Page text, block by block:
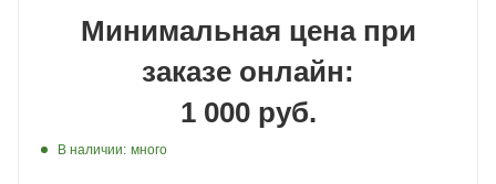
Минимальная цена при
заказе онлайн:
1 000 руб.
В наличии: много